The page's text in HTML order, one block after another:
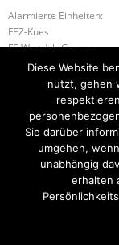
Alarmierte Einheiten:
FEZ-Kues
FF-Wintrich-Gruppe
BeKu WL
H-2
Startseite
Theme by
Diese Website
nutzt, gehen
Sie darüber
umgehen,
unabhängig
erhalten